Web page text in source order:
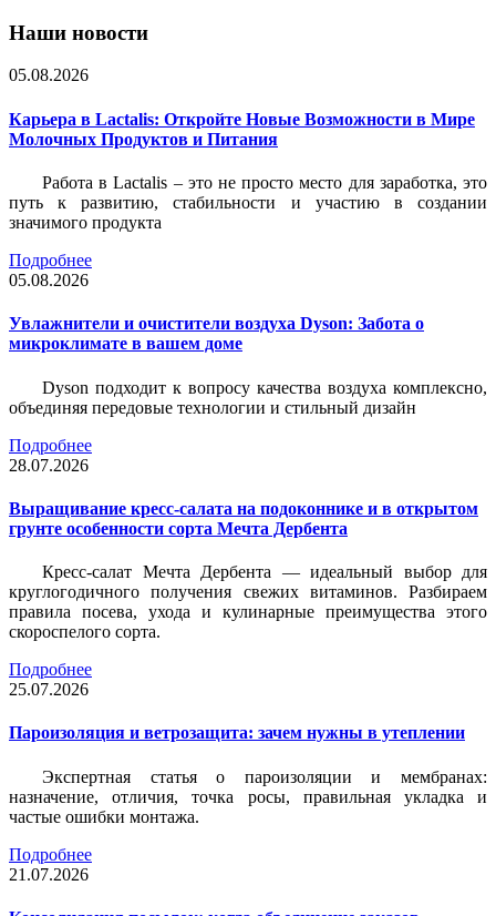
Наши новости
05.08.2026
Карьера в Lactalis: Откройте Новые Возможности в Мире
Молочных Продуктов и Питания
Работа в Lactalis – это не просто место для заработка, это
путь к развитию, стабильности и участию в создании
значимого продукта
Подробнее
05.08.2026
Увлажнители и очистители воздуха Dyson: Забота о
микроклимате в вашем доме
Dyson подходит к вопросу качества воздуха комплексно,
объединяя передовые технологии и стильный дизайн
Подробнее
28.07.2026
Выращивание кресс-салата на подоконнике и в открытом
грунте особенности сорта Мечта Дербента
Кресс-салат Мечта Дербента — идеальный выбор для
круглогодичного получения свежих витаминов. Разбираем
правила посева, ухода и кулинарные преимущества этого
скороспелого сорта.
Подробнее
25.07.2026
Пароизоляция и ветрозащита: зачем нужны в утеплении
Экспертная статья о пароизоляции и мембранах:
назначение, отличия, точка росы, правильная укладка и
частые ошибки монтажа.
Подробнее
21.07.2026